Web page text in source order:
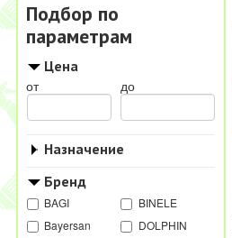
Подбор по
параметрам
Цена
от до
Назначение
Бренд
BAGI
BINELE
Bayersan
DOLPHIN